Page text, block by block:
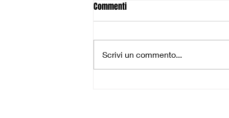
Commenti
Scrivi un commento...